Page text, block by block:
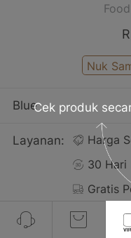
Nuk
Blue
Layanan:
Harga
30 Hari
Gratis
Ulasan(1)
Cek produk